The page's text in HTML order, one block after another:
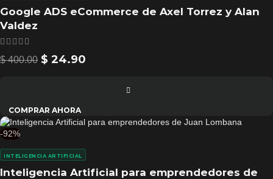
Google ADS eCommerce de Axel Torrez y Alan
Valdez
$400.00 $ 24.90
COMPRAR AHORA
-92%
Inteligencia Artificial para emprendedores de
INTELIGENCIA ARTIFICIAL